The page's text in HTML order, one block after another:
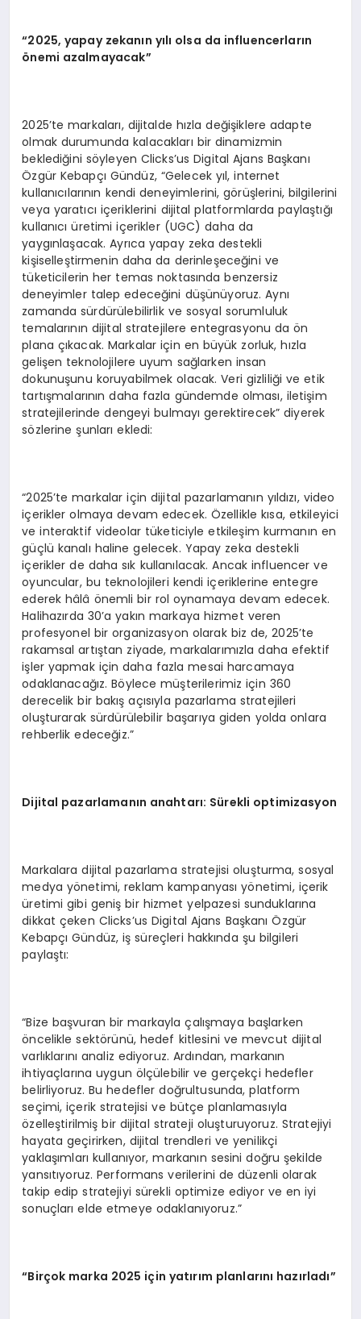
“2025, yapay zekanın yılı olsa da influencerların
önemi azalmayacak”
2025’te markaları, dijitalde hızla değişiklere adapte
olmak durumunda kalacakları bir dinamizmin
beklediğini söyleyen Clicks’us Digital Ajans Başkanı
Özgür Kebapçı Gündüz, “Gelecek yıl, internet
kullanıcılarının kendi deneyimlerini, görüşlerini, bilgilerini
veya yaratıcı içeriklerini dijital platformlarda paylaştığı
kullanıcı üretimi içerikler (UGC) daha da
yaygınlaşacak. Ayrıca yapay zeka destekli
kişiselleştirmenin daha da derinleşeceğini ve
tüketicilerin her temas noktasında benzersiz
deneyimler talep edeceğini düşünüyoruz. Aynı
zamanda sürdürülebilirlik ve sosyal sorumluluk
temalarının dijital stratejilere entegrasyonu da ön
plana çıkacak. Markalar için en büyük zorluk, hızla
gelişen teknolojilere uyum sağlarken insan
dokunuşunu koruyabilmek olacak. Veri gizliliği ve etik
tartışmalarının daha fazla gündemde olması, iletişim
stratejilerinde dengeyi bulmayı gerektirecek” diyerek
sözlerine şunları ekledi:
“2025’te markalar için dijital pazarlamanın yıldızı, video
içerikler olmaya devam edecek. Özellikle kısa, etkileyici
ve interaktif videolar tüketiciyle etkileşim kurmanın en
güçlü kanalı haline gelecek. Yapay zeka destekli
içerikler de daha sık kullanılacak. Ancak influencer ve
oyuncular, bu teknolojileri kendi içeriklerine entegre
ederek hâlâ önemli bir rol oynamaya devam edecek.
Halihazırda 30’a yakın markaya hizmet veren
profesyonel bir organizasyon olarak biz de, 2025’te
rakamsal artıştan ziyade, markalarımızla daha efektif
işler yapmak için daha fazla mesai harcamaya
odaklanacağız. Böylece müşterilerimiz için 360
derecelik bir bakış açısıyla pazarlama stratejileri
oluşturarak sürdürülebilir başarıya giden yolda onlara
rehberlik edeceğiz.”
Dijital pazarlamanın anahtarı: Sürekli optimizasyon
Markalara dijital pazarlama stratejisi oluşturma, sosyal
medya yönetimi, reklam kampanyası yönetimi, içerik
üretimi gibi geniş bir hizmet yelpazesi sunduklarına
dikkat çeken Clicks’us Digital Ajans Başkanı Özgür
Kebapçı Gündüz, iş süreçleri hakkında şu bilgileri
paylaştı:
“Bize başvuran bir markayla çalışmaya başlarken
öncelikle sektörünü, hedef kitlesini ve mevcut dijital
varlıklarını analiz ediyoruz. Ardından, markanın
ihtiyaçlarına uygun ölçülebilir ve gerçekçi hedefler
belirliyoruz. Bu hedefler doğrultusunda, platform
seçimi, içerik stratejisi ve bütçe planlamasıyla
özelleştirilmiş bir dijital strateji oluşturuyoruz. Stratejiyi
hayata geçirirken, dijital trendleri ve yenilikçi
yaklaşımları kullanıyor, markanın sesini doğru şekilde
yansıtıyoruz. Performans verilerini de düzenli olarak
takip edip stratejiyi sürekli optimize ediyor ve en iyi
sonuçları elde etmeye odaklanıyoruz.”
“Birçok marka 2025 için yatırım planlarını hazırladı”